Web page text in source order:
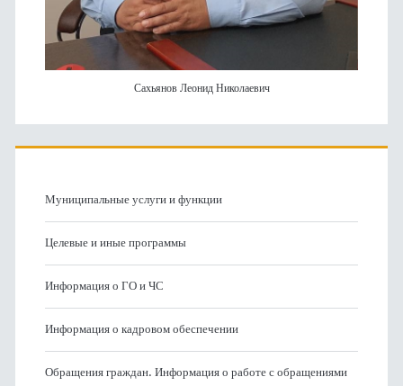
Сахьянов Леонид Николаевич
Муниципальные услуги и функции
Целевые и иные программы
Информация о ГО и ЧС
Информация о кадровом обеспечении
Обращения граждан. Информация о работе с обращениями